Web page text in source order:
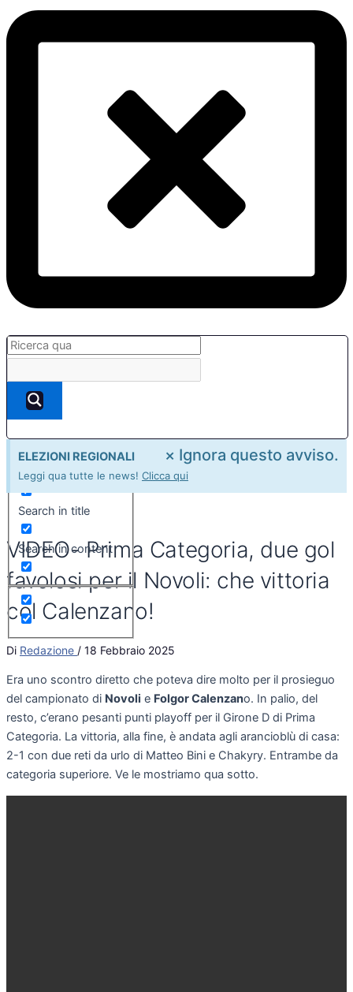
Exact matches only
Search in title
Search in content
ELEZIONI REGIONALI
Leggi qua tutte le news! Clicca qui
× Ignora questo avviso.
VIDEO- Prima Categoria, due gol
favolosi per il Novoli: che vittoria
col Calenzano!
Di Redazione / 18 Febbraio 2025
Era uno scontro diretto che poteva dire molto per il prosieguo
del campionato di Novoli e Folgor Calenzano. In palio, del
resto, c’erano pesanti punti playoff per il Girone D di Prima
Categoria. La vittoria, alla fine, è andata agli arancioblù di casa:
2-1 con due reti da urlo di Matteo Bini e Chakyry. Entrambe da
categoria superiore. Ve le mostriamo qua sotto.